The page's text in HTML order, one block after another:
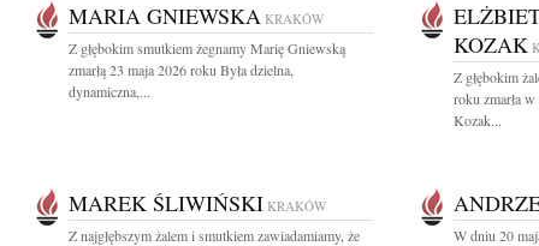
MARIA GNIEWSKA KRAKÓW
Z głębokim smutkiem żegnamy Marię Gniewską
zmarłą 23 maja 2026 roku Była dzielna,
dynamiczna,...
KOZAK
Z głębokim
roku zmarła
Kozak...
MAREK ŚLIWIŃSKI KRAKÓW
Z najgłębszym żalem i smutkiem zawiadamiamy, że
W dniu 20